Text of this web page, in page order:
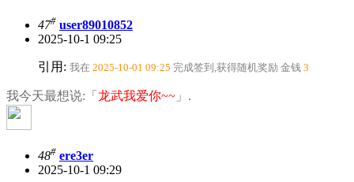
47# user89010852
2025-10-1 09:25
引用: 我在 2025-10-01 09:25 完成签到,获得随机奖励 金钱 3
我今天最想说:「 龙武我爱你~~ 」.
48# ere3er
2025-10-1 09:29